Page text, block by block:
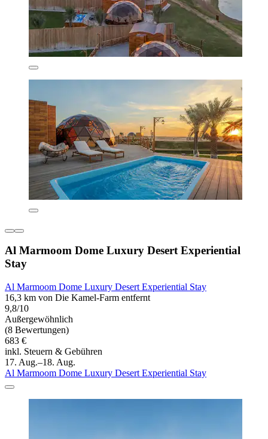
Al Marmoom Dome Luxury Desert Experiential
Stay
Al Marmoom Dome Luxury Desert Experiential Stay
16,3 km von Die Kamel-Farm entfernt
9,8/10
Außergewöhnlich
(8 Bewertungen)
683 €
inkl. Steuern & Gebühren
17. Aug.–18. Aug.
Al Marmoom Dome Luxury Desert Experiential Stay